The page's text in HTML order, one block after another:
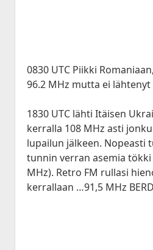
0830 UTC Piikki
96.2 MHz mutta ei
1830 UTC lähti Itäisen
kerralla 108 MHz asti
lupailun jälkeen. Nopeasti
tunnin verran asemia tökki
MHz). Retro FM rullasi
kerrallaan …91,5 MHz